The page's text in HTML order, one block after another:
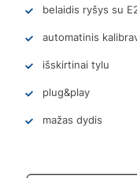
belaidis ryšys su
automatinis
išskirtinai tylu
plug&play
mažas dydis